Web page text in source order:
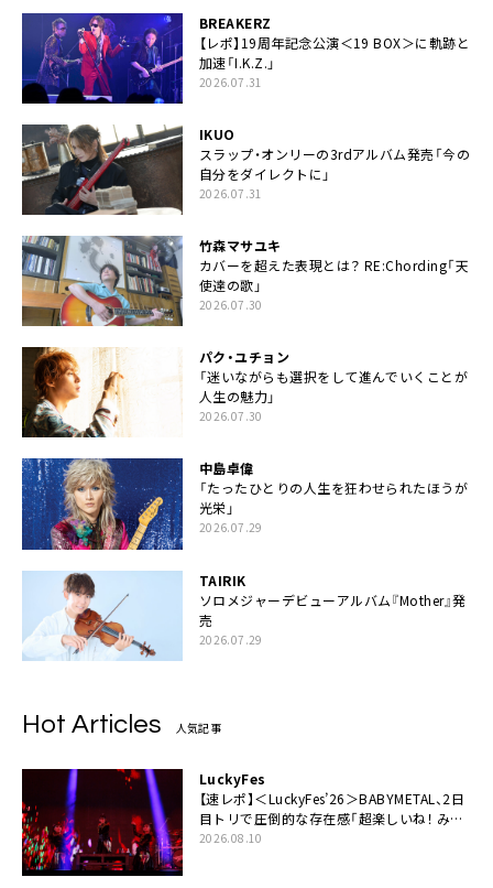
BREAKERZ
【レポ】19周年記念公演＜19 BOX＞に軌跡と
加速「I.K.Z.」
2026.07.31
IKUO
スラップ・オンリーの3rdアルバム発売「今の
自分をダイレクトに」
2026.07.31
竹森マサユキ
カバーを超えた表現とは？ RE:Chording「天
使達の歌」
2026.07.30
パク・ユチョン
「迷いながらも選択をして進んでいくことが
人生の魅力」
2026.07.30
中島卓偉
「たったひとりの人生を狂わせられたほうが
光栄」
2026.07.29
TAIRIK
ソロメジャーデビューアルバム『Mother』発
売
2026.07.29
Hot Articles 人気記事
LuckyFes
【速レポ】＜LuckyFes’26＞BABYMETAL、2日
目トリで圧倒的な存在感「超楽しいね！ みん
なありがとう！」
2026.08.10